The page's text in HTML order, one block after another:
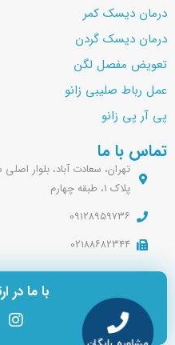
درمان دیسک کمر
درمان دیسک گردن
تعویض مفصل لگن
عمل رباط صلیبی زانو
پی آر پی زانو
تماس با ما
پلاک ۱، طبقه چهارم
۰۹۱۲۸۹۵۹۷۳۶
۰۲۱۸۸۶۸۲۳۴۴
I
n
با ما در